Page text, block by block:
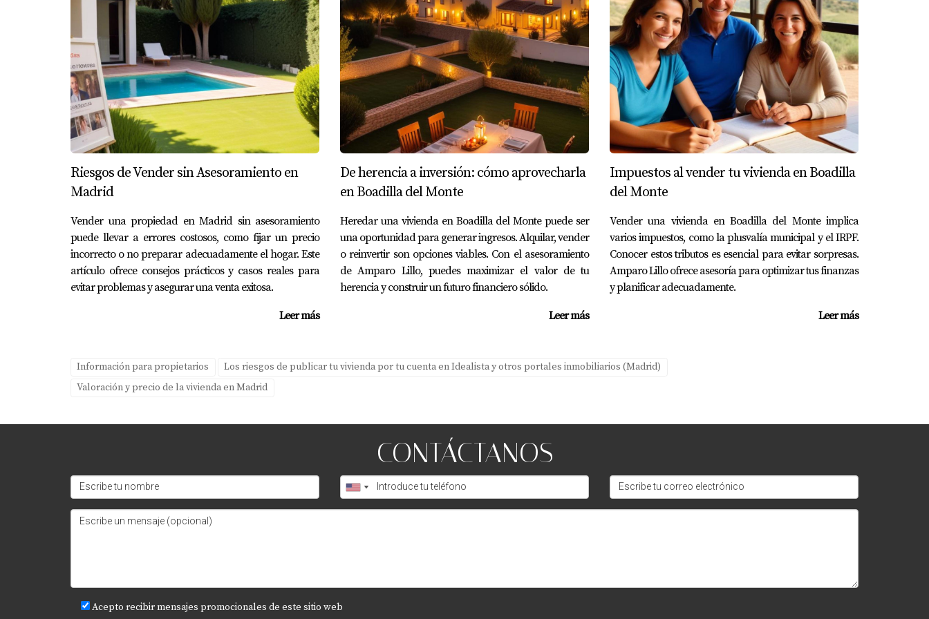
asesoría personalizada en este proceso, no dudes en contactar a Amparo Lillo. Estoy aquí para ayudarte a navegar este emocionante viaje hacia la
venta exitosa de tu hogar.
Preguntas Frecuentes
¿Cómo puedo saber si mi piso está bien valorado?
Para determinar si tu piso está bien valorado, investiga precios recientes de propiedades similares en tu área y consulta con expertos inmobiliarios.
¿Qué pasa si decido bajar el precio después de publicar mi anuncio?
Bajar el precio puede reactivar el interés en tu anuncio; sin embargo, hacerlo repetidamente puede hacer que los compradores duden sobre la calidad
del inmueble.
¿Es recomendable realizar reformas antes de vender?
Realizar reformas puede aumentar el valor percibido del inmueble; sin embargo, asegúrate de calcular si la inversión vale la pena según el retorno
esperado.
¿Puedo vender mi piso sin ayuda profesional?
asegurar una mejor experiencia. Recuerda descargar gratis mi guía práctica para calcular el precio ideal o escríbeme por WhatsApp. Te enseño a
Riesgos de Vender sin Asesoramiento en
Madrid
Vender una propiedad en Madrid sin asesoramiento
puede llevar a errores costosos, como fijar un precio
incorrecto o no preparar adecuadamente el hogar. Este
artículo ofrece consejos prácticos y casos reales para
evitar problemas y asegurar una venta exitosa.
Leer más
De herencia a inversión: cómo aprovecharla
en Boadilla del Monte
Heredar una vivienda en Boadilla del Monte puede ser
una oportunidad para generar ingresos. Alquilar, vender
o reinvertir son opciones viables. Con el asesoramiento
de Amparo Lillo, puedes maximizar el valor de tu
herencia y construir un futuro financiero sólido.
Leer más
Impuestos al vender tu vivienda en Boadilla
del Monte
Vender una vivienda en Boadilla del Monte implica
varios impuestos, como la plusvalía municipal y el IRPF.
Conocer estos tributos es esencial para evitar sorpresas.
Amparo Lillo ofrece asesoría para optimizar tus finanzas
y planificar adecuadamente.
Leer más
Información para propietarios
Los riesgos de publicar tu vivienda por tu cuenta en Idealista y otros portales inmobiliarios (Madrid)
Valoración y precio de la vivienda en Madrid
CONTÁCTANOS
Acepto recibir mensajes promocionales de este sitio web